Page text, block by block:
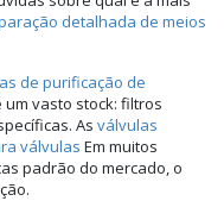
detalhada de meios
de purificação de
vasto stock: filtros
As válvulas
válvulas Em muitos
padrão do mercado, o